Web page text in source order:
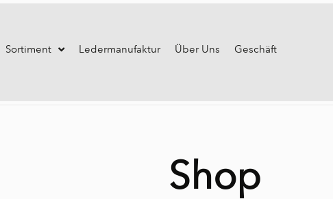
Sortiment Ledermanufaktur Über Uns Geschäft
Shop